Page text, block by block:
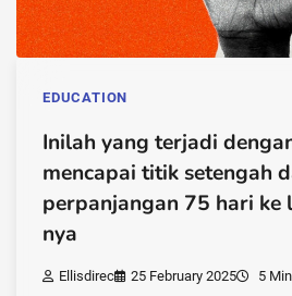
EDUCATION
Inilah yang terjadi
mencapai titik setengah
perpanjangan 75 hari ke
nya
Ellisdirec 25 February 2025 5